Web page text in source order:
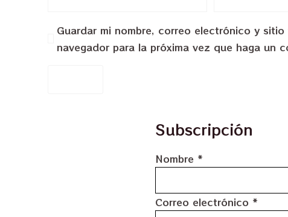
Guardar mi nombre, correo electrónico y
navegador para la próxima vez que haga un
Subscripción
Nombre *
Correo electrónico *